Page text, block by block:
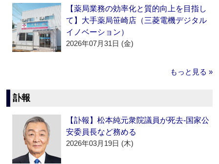
【薬局業務の効率化と質的向上を目指し
て】大手薬局笹崎店（三菱電機デジタル
イノベーション）
2026年07月31日 (金)
もっと見る »
訃報
【訃報】松本純元衆院議員が死去‐国家公
安委員長など務める
2026年03月19日 (木)